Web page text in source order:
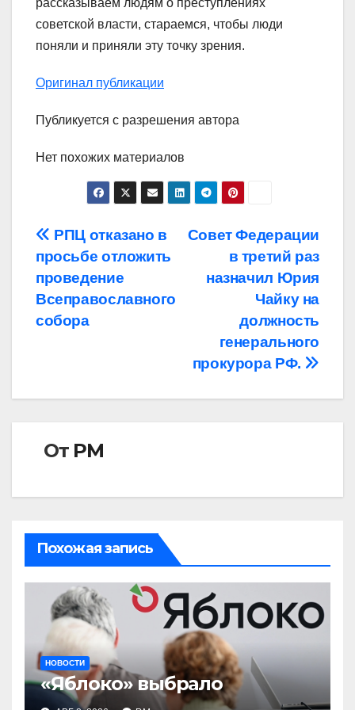
рассказываем людям о преступлениях
советской власти, стараемся, чтобы люди
поняли и приняли эту точку зрения.
Оригинал публикации
Публикуется с разрешения автора
Нет похожих материалов
Навигация
по
записям
Совет Федерации
в третий раз
назначил Юрия
Чайку на
должность
генерального
прокурора РФ.
РПЦ отказано в
просьбе отложить
проведение
Всеправославного
собора
От РМ
Похожая запись
НОВОСТИ
«Яблоко» выбрало